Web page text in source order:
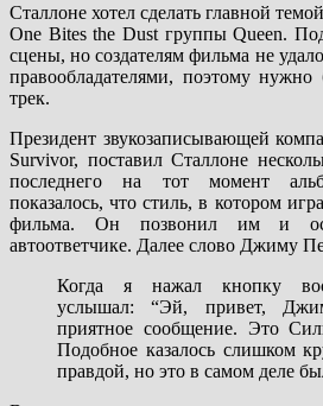
Сталлоне хотел сделать главной
One Bites the Dust группы Queen.
сцены, но создателям фильма не
правообладателями, поэтому
трек.
Президент звукозаписывающей
Survivor, поставил Сталлоне
последнего на тот момент
показалось, что стиль, в котором
фильма. Он позвонил им и
автоответчике. Далее слово Джиму
Когда я нажал кнопку
услышал: “Эй, привет,
приятное сообщение. Это
Подобное казалось слишком
правдой, но это в самом деле